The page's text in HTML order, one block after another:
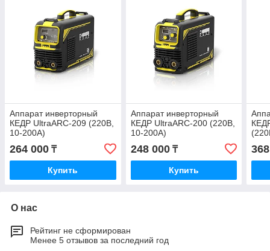
Аппарат инверторный
КЕДР UltraARC-209 (220В,
10-200А)
264 000 ₸
Купить
Аппарат инверторный
КЕДР UltraARC-200 (220В,
10-200А)
248 000₸
Купить
О нас
Рейтинг не сформирован
Менее 5 отзывов за последний год